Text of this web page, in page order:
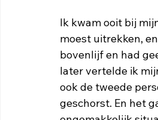
Ik kwam ooit bij
moest uitrekken,
bovenlijf en had
later vertelde ik
ook de tweede
geschorst. En het